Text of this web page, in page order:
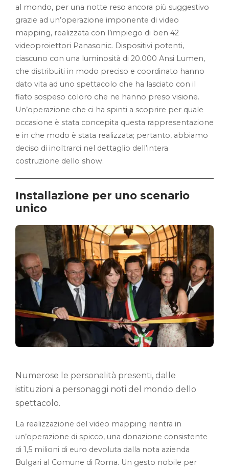
al mondo, per una notte reso ancora più suggestivo
grazie ad un’operazione imponente di video
mapping, realizzata con l’impiego di ben 42
videoproiettori Panasonic. Dispositivi potenti,
ciascuno con una luminosità di 20.000 Ansi Lumen,
che distribuiti in modo preciso e coordinato hanno
dato vita ad uno spettacolo che ha lasciato con il
fiato sospeso coloro che ne hanno preso visione.
Un’operazione che ci ha spinti a scoprire per quale
occasione è stata concepita questa rappresentazione
e in che modo è stata realizzata; pertanto, abbiamo
deciso di inoltrarci nel dettaglio dell’intera
costruzione dello show.
Installazione per uno scenario
unico
Numerose le personalità presenti, dalle
istituzioni a personaggi noti del mondo dello
spettacolo.
La realizzazione del video mapping rientra in
un’operazione di spicco, una donazione consistente
di 1,5 milioni di euro devoluta dalla nota azienda
Bulgari al Comune di Roma. Un gesto nobile per